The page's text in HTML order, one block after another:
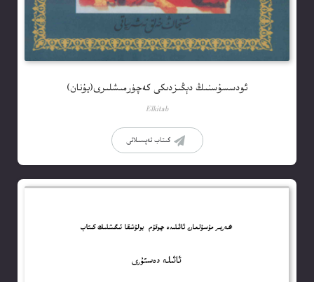
ئودسسۇسنىڭ دېڭىزدىكى كەچۈرمىشلىرى(يۇنان)
Elkitab
كىتاب تەپسىلاتى